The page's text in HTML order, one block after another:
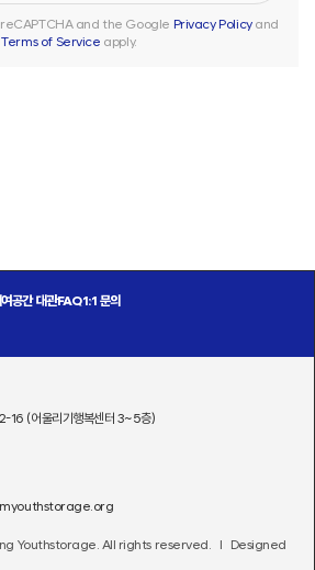
and the Google Privacy Policyand
Terms of Service apply.
공간 대관FAQ1:1 문의
16 (어울리기행복센터 3~5층)
Youthstorage. All rights reserved.
l Designed